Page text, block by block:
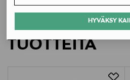
HYVÄKSY
Valmistaja
Valmistajan osoite
PL 220, 00101, Helsinki, Finland
LISÄÄ
TUOTTEITA